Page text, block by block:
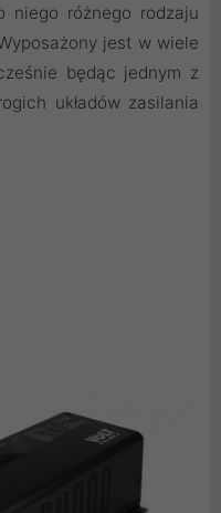
niego różnego rodzaju
jest w wiele
będąc jednym z
układów zasilania